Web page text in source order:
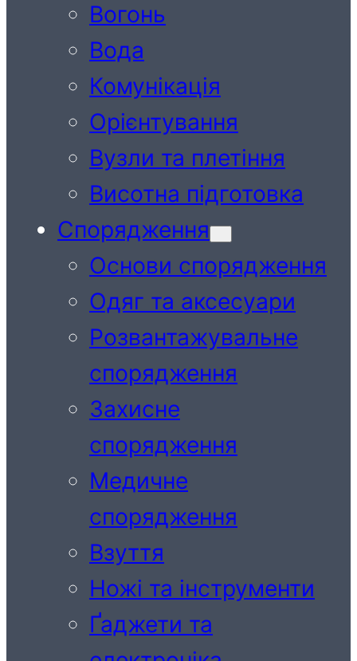
Вогонь
Вода
Комунікація
Орієнтування
Вузли та плетіння
Висотна підготовка
Спорядження
Основи спорядження
Одяг та аксесуари
Розвантажувальне
спорядження
Захисне
спорядження
Медичне
спорядження
Взуття
Ножі та інструменти
Ґаджети та